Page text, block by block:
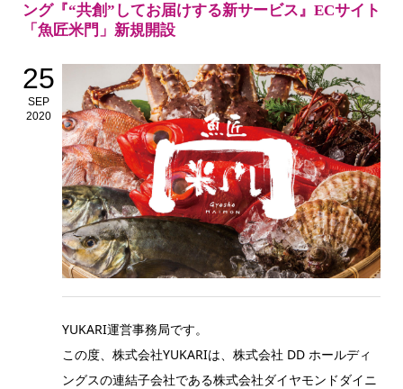
ング『“共創”してお届けする新サービス』ECサイト
「魚匠米門」新規開設
25
SEP
2020
YUKARI運営事務局です。
この度、株式会社YUKARIは、株式会社 DD ホールディ
ングスの連結子会社である株式会社ダイヤモンドダイニ